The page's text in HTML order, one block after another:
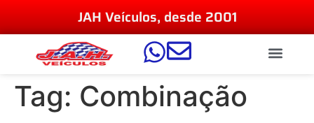
JAH Veículos, desde 2001
Tag: Combinação